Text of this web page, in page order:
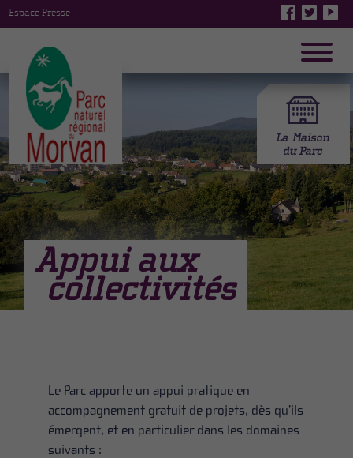
Espace Presse
Appui aux
collectivités
Le Parc apporte un appui pratique en
accompagnement gratuit de projets, dès qu’ils
émergent, et en particulier dans les domaines
suivants :